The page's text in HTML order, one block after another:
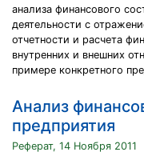
анализа финансового
деятельности с
отчетности и расчета
внутренних и внешних
примере конкретного
Анализ
предприятия
Реферат, 14 Ноября 2011